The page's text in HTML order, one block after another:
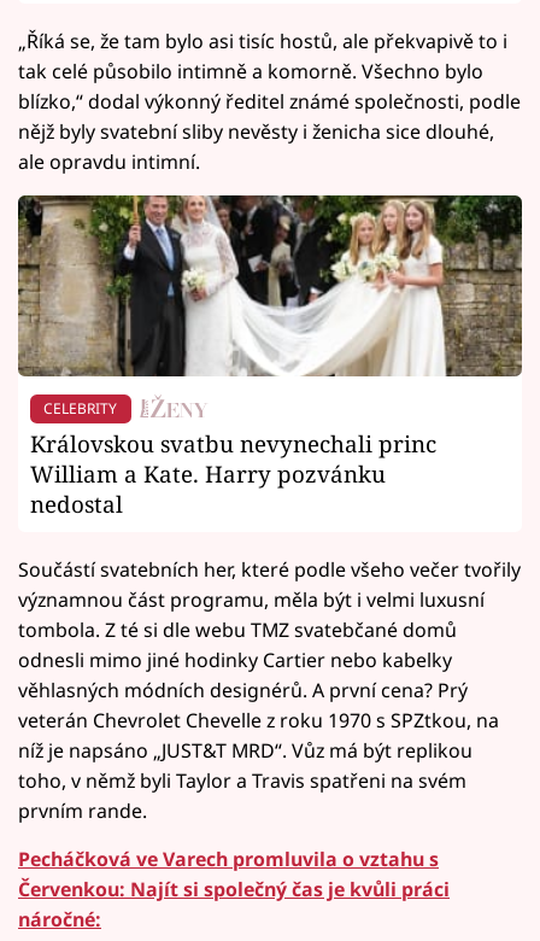
„Říká se, že tam bylo asi tisíc hostů, ale překvapivě to i
tak celé působilo intimně a komorně. Všechno bylo
blízko,“ dodal výkonný ředitel známé společnosti, podle
nějž byly svatební sliby nevěsty i ženicha sice dlouhé,
ale opravdu intimní.
CELEBRITY
Královskou svatbu nevynechali princ
William a Kate. Harry pozvánku
nedostal
Součástí svatebních her, které podle všeho večer tvořily
významnou část programu, měla být i velmi luxusní
tombola. Z té si dle webu TMZ svatebčané domů
odnesli mimo jiné hodinky Cartier nebo kabelky
věhlasných módních designérů. A první cena? Prý
veterán Chevrolet Chevelle z roku 1970 s SPZtkou, na
níž je napsáno „JUST&T MRD“. Vůz má být replikou
toho, v němž byli Taylor a Travis spatřeni na svém
prvním rande.
Pecháčková ve Varech promluvila o vztahu s
Červenkou: Najít si společný čas je kvůli práci
náročné: